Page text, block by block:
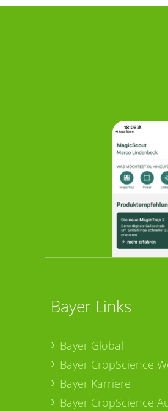
Bayer Links
Bayer Global
Bayer CropScience
Bayer Karriere
Bayer CropScience